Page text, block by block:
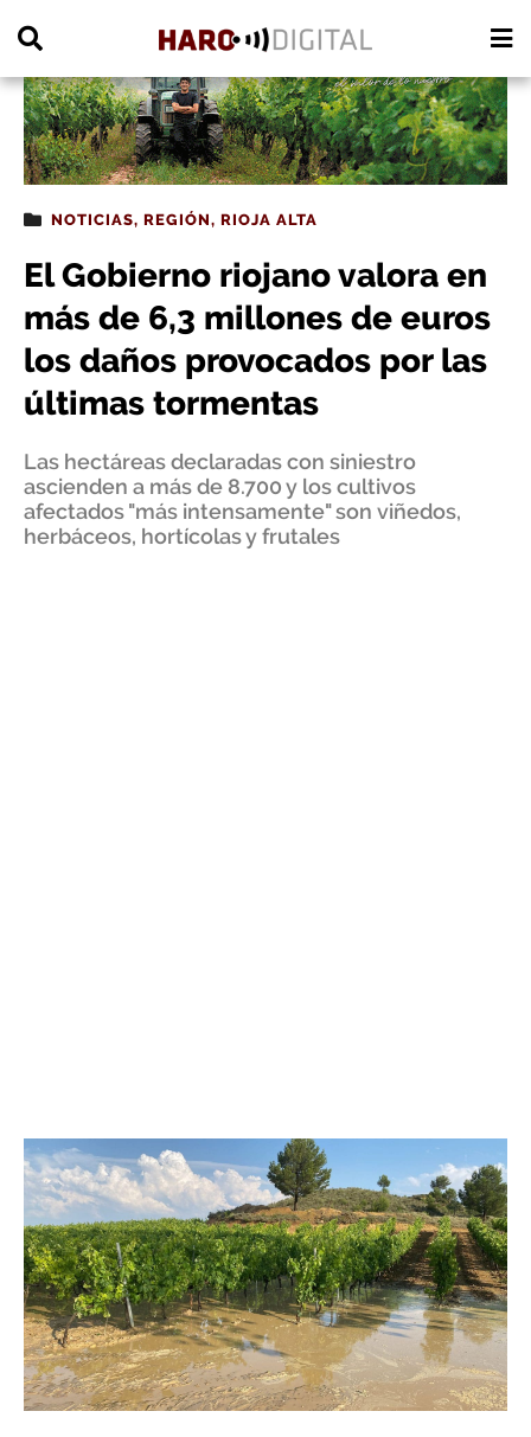
NOTICIAS, REGIÓN, RIOJA ALTA
El Gobierno riojano valora en
más de 6,3 millones de euros
los daños provocados por las
últimas tormentas
Las hectáreas declaradas con siniestro
ascienden a más de 8.700 y los cultivos
afectados "más intensamente" son viñedos,
herbáceos, hortícolas y frutales